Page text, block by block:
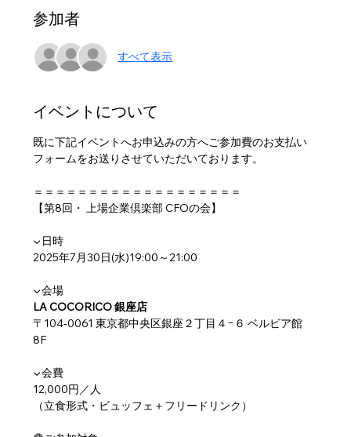
参加者
すべて表示
イベントについて
既に下記イベントへお申込みの方へご参加費のお支払い
フォームをお送りさせていただいております。
＝＝＝＝＝＝＝＝＝＝＝＝＝＝＝＝＝＝＝
【第8回・ 上場企業倶楽部 CFOの会】
▼日時
2025年7月30日(水)19:00～21:00
▼会場
LA COCORICO 銀座店
〒104-0061 東京都中央区銀座２丁目４−６ ベルビア館
8F
▼会費
12,000円／人
（立食形式・ビュッフェ＋フリードリンク）